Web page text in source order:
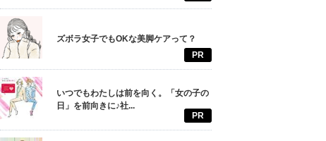
ズボラ女子でもOKな美脚ケアって？
PR
いつでもわたしは前を向く。「女の子の
日」を前向きに♪社...
PR